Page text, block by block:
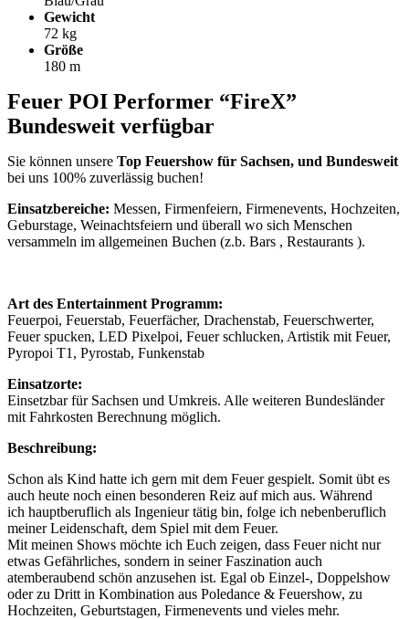
Gewicht
72 kg
Größe
180 m
Feuer POI Performer “FireX”
Bundesweit verfügbar
Sie können unsere Top Feuershow für Sachsen, und Bundesweit
bei uns 100% zuverlässig buchen!
Einsatzbereiche: Messen, Firmenfeiern, Firmenevents, Hochzeiten,
Geburstage, Weinachtsfeiern und überall wo sich Menschen
versammeln im allgemeinen Buchen (z.b. Bars , Restaurants ).
Art des Entertainment Programm:
Feuerpoi, Feuerstab, Feuerfächer, Drachenstab, Feuerschwerter,
Feuer spucken, LED Pixelpoi, Feuer schlucken, Artistik mit Feuer,
Pyropoi T1, Pyrostab, Funkenstab
Einsatzorte:
Einsetzbar für Sachsen und Umkreis. Alle weiteren Bundesländer
mit Fahrkosten Berechnung möglich.
Beschreibung:
Schon als Kind hatte ich gern mit dem Feuer gespielt. Somit übt es
auch heute noch einen besonderen Reiz auf mich aus. Während
ich hauptberuflich als Ingenieur tätig bin, folge ich nebenberuflich
meiner Leidenschaft, dem Spiel mit dem Feuer.
Mit meinen Shows möchte ich Euch zeigen, dass Feuer nicht nur
etwas Gefährliches, sondern in seiner Faszination auch
atemberaubend schön anzusehen ist. Egal ob Einzel-, Doppelshow
oder zu Dritt in Kombination aus Poledance & Feuershow, zu
Hochzeiten, Geburtstagen, Firmenevents und vieles mehr.